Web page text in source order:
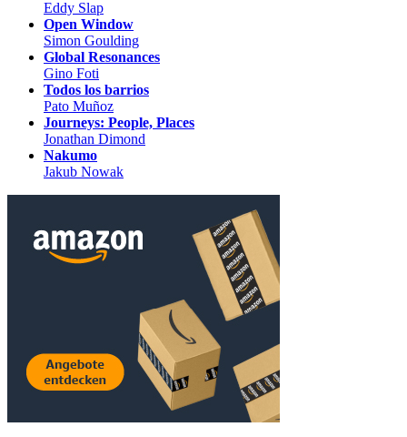
Eddy Slap
Open Window
Simon Goulding
Global Resonances
Gino Foti
Todos los barrios
Pato Muñoz
Journeys: People, Places
Jonathan Dimond
Nakumo
Jakub Nowak